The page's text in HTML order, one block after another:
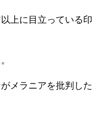
上に目立っている印
メラニアを批判した